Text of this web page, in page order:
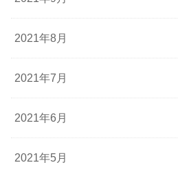
2021年8月
2021年7月
2021年6月
2021年5月